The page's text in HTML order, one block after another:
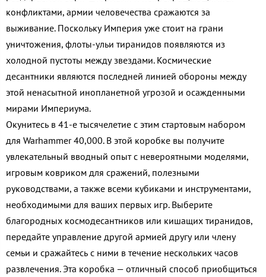
конфликтами, армии человечества сражаются за
выживание. Поскольку Империя уже стоит на грани
уничтожения, флоты-ульи тиранидов появляются из
холодной пустоты между звездами. Космические
десантники являются последней линией обороны между
этой ненасытной инопланетной угрозой и осажденными
мирами Империума.
Окунитесь в 41-е тысячелетие с этим стартовым набором
для Warhammer 40,000. В этой коробке вы получите
увлекательный вводный опыт с невероятными моделями,
игровым ковриком для сражений, полезными
руководствами, а также всеми кубиками и инструментами,
необходимыми для ваших первых игр. Выберите
благородных космодесантников или кишащих тиранидов,
передайте управление другой армией другу или члену
семьи и сражайтесь с ними в течение нескольких часов
развлечения. Эта коробка — отличный способ приобщиться